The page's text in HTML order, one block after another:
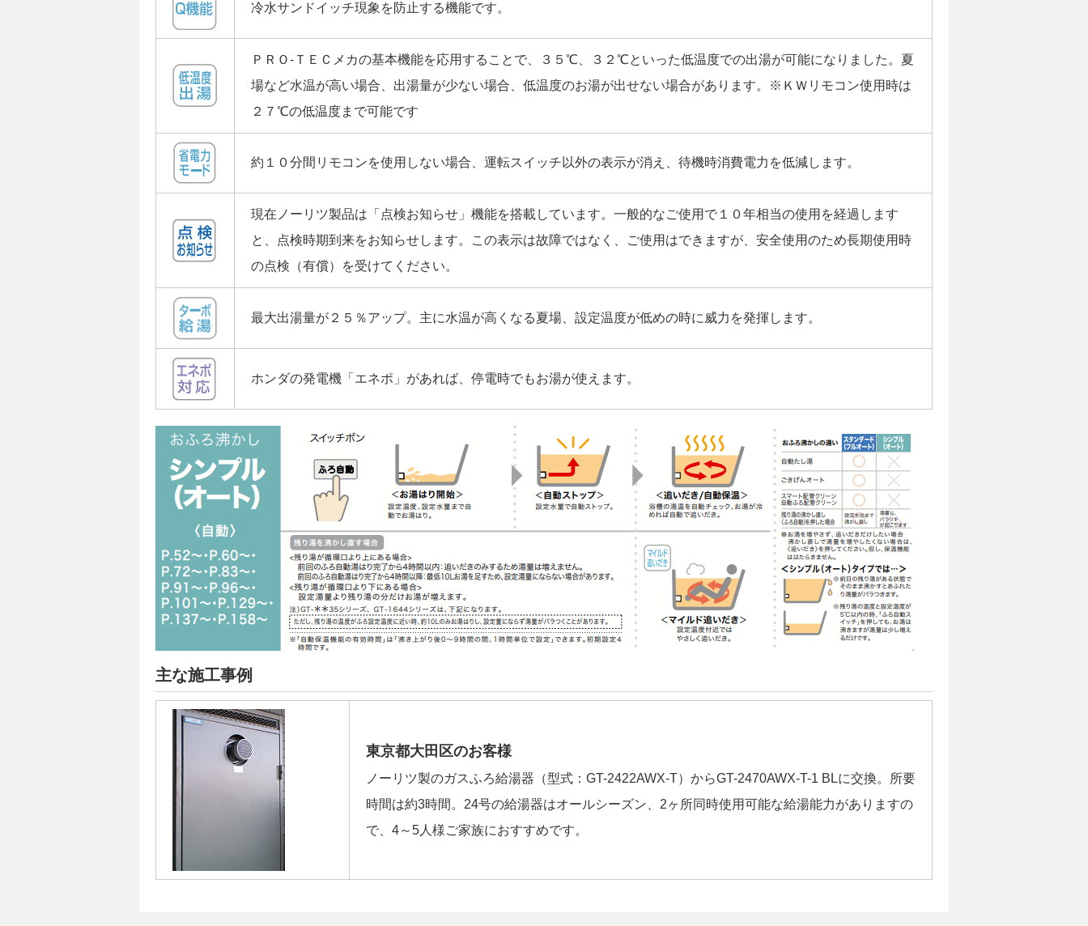
冷水サンドイッチ現象を防止する機能です。
ＰＲＯ-ＴＥＣメカの基本機能を応用することで、３５℃、３２℃といった低温度での出湯が可能になりました。夏
場など水温が高い場合、出湯量が少ない場合、低温度のお湯が出せない場合があります。※ＫＷリモコン使用時は
２７℃の低温度まで可能です
約１０分間リモコンを使用しない場合、運転スイッチ以外の表示が消え、待機時消費電力を低減します。
現在ノーリツ製品は「点検お知らせ」機能を搭載しています。一般的なご使用で１０年相当の使用を経過します
と、点検時期到来をお知らせします。この表示は故障ではなく、ご使用はできますが、安全使用のため長期使用時
の点検（有償）を受けてください。
最大出湯量が２５％アップ。主に水温が高くなる夏場、設定温度が低めの時に威力を発揮します。
ホンダの発電機「エネポ」があれば、停電時でもお湯が使えます。
主な施工事例
東京都大田区のお客様
ノーリツ製のガスふろ給湯器（型式：GT-2422AWX-T）からGT-2470AWX-T-1 BLに交換。所要
時間は約3時間。24号の給湯器はオールシーズン、2ヶ所同時使用可能な給湯能力がありますの
で、4～5人様ご家族におすすめです。